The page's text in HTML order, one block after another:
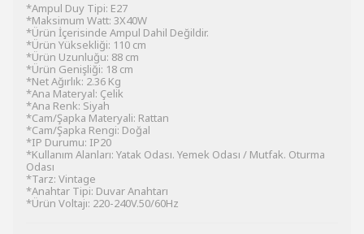
*Ampul Duy Tipi: E27
*Maksimum Watt: 3X40W
*Ürün İçerisinde Ampul Dahil Değildir.
*Ürün Yüksekliği: 110 cm
*Ürün Uzunluğu: 88 cm
*Ürün Genişliği: 18 cm
*Net Ağırlık: 2.36 Kg
*Ana Materyal: Çelik
*Ana Renk: Siyah
*Cam/Şapka Materyali: Rattan
*Cam/Şapka Rengi: Doğal
*IP Durumu: IP20
*Kullanım Alanları: Yatak Odası. Yemek Odası / Mutfak. Oturma
Odası
*Tarz: Vintage
*Anahtar Tipi: Duvar Anahtarı
*Ürün Voltajı: 220-240V.50/60Hz